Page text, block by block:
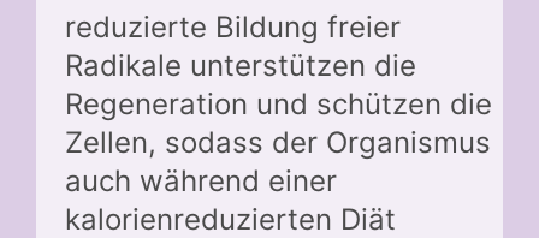
reduzierte Bildung freier
Radikale unterstützen die
Regeneration und schützen die
Zellen, sodass der Organismus
auch während einer
kalorienreduzierten Diät